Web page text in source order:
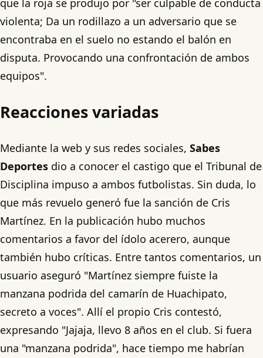
que la roja se produjo por "ser culpable de conducta
violenta; Da un rodillazo a un adversario que se
encontraba en el suelo no estando el balón en
disputa. Provocando una confrontación de ambos
equipos".
Reacciones variadas
Mediante la web y sus redes sociales, Sabes
Deportes dio a conocer el castigo que el Tribunal de
Disciplina impuso a ambos futbolistas. Sin duda, lo
que más revuelo generó fue la sanción de Cris
Martínez. En la publicación hubo muchos
comentarios a favor del ídolo acerero, aunque
también hubo críticas. Entre tantos comentarios, un
usuario aseguró "Martínez siempre fuiste la
manzana podrida del camarín de Huachipato,
secreto a voces". Allí el propio Cris contestó,
expresando "Jajaja, llevo 8 años en el club. Si fuera
una "manzana podrida", hace tiempo me habrían